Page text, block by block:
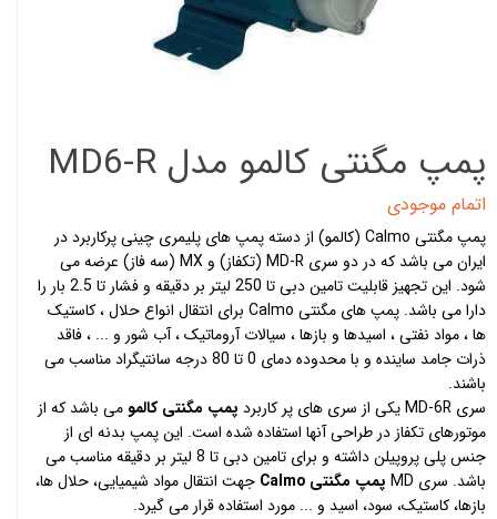
پمپ مگنتی کالمو مدل MD6-R
اتمام موجودی
پمپ مگنتی Calmo (کالمو) از دسته پمپ های پلیمری چینی پرکاربرد در
ایران می باشد که در دو سری MD-R (تکفاز) و MX (سه فاز) عرضه می
شود. این تجهیز قابلیت تامین دبی تا 250 لیتر بر دقیقه و فشار تا 2.5 بار را
دارا می باشد. پمپ های مگنتی Calmo برای انتقال انواع حلال ، کاستیک
ها ، مواد نفتی ، اسیدها و بازها ، سیالات آروماتیک ، آب شور و ... ، فاقد
ذرات جامد ساینده و با محدوده دمای 0 تا 80 درجه سانتیگراد مناسب می
باشند.
سری MD-6R یکی از سری های پر کاربرد
پمپ مگنتی کالمو می باشد که از
موتورهای تکفاز در طراحی آنها استفاده شده است. این پمپ بدنه ای از
جنس پلی پروپیلن داشته و برای تامین دبی تا 8 لیتر بر دقیقه مناسب می
باشد. سری MD
پمپ مگنتی Calmo
جهت انتقال مواد شیمیایی، حلال ها،
بازها، کاستیک، سود، اسید و ... مورد استفاده قرار می گیرد.